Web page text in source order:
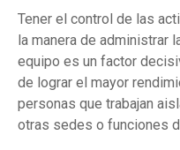
Tener el control de las
la manera de administrar
equipo es un factor
de lograr el mayor
personas que trabajan
otras sedes o funciones